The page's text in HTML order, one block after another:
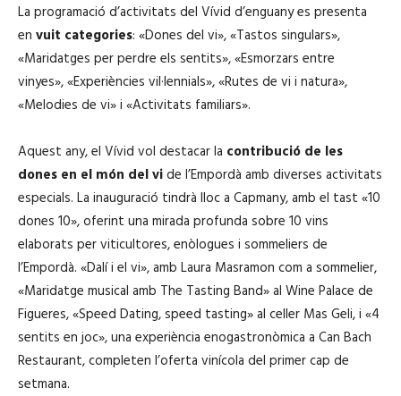
La programació d’activitats del Vívid d’enguany es presenta
en vuit categories: «Dones del vi», «Tastos singulars»,
«Maridatges per perdre els sentits», «Esmorzars entre
vinyes», «Experiències vil·lennials», «Rutes de vi i natura»,
«Melodies de vi» i «Activitats familiars».
Aquest any, el Vívid vol destacar la contribució de les
dones en el món del vide l’Empordà amb diverses activitats
especials. La inauguració tindrà lloc a Capmany, amb el tast «10
dones 10», oferint una mirada profunda sobre 10 vins
elaborats per viticultores, enòlogues i sommeliers de
l’Empordà. «Dalí i el vi», amb Laura Masramon com a sommelier,
«Maridatge musical amb The Tasting Band» al Wine Palace de
Figueres, «Speed Dating, speed tasting» al celler Mas Geli, i «4
sentits en joc», una experiència enogastronòmica a Can Bach
Restaurant, completen l’oferta vinícola del primer cap de
setmana.